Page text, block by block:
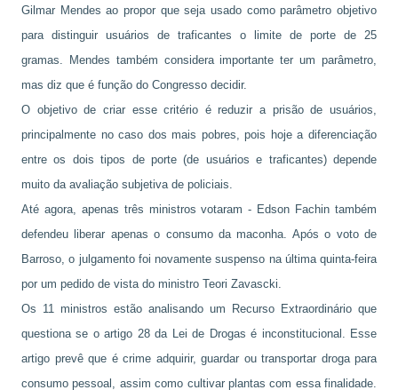
Gilmar Mendes ao propor que seja usado como parâmetro objetivo
para distinguir usuários de traficantes o limite de porte de 25
gramas. Mendes também considera importante ter um parâmetro,
mas diz que é função do Congresso decidir.
O objetivo de criar esse critério é reduzir a prisão de usuários,
principalmente no caso dos mais pobres, pois hoje a diferenciação
entre os dois tipos de porte (de usuários e traficantes) depende
muito da avaliação subjetiva de policiais.
Até agora, apenas três ministros votaram - Edson Fachin também
defendeu liberar apenas o consumo da maconha. Após o voto de
Barroso, o julgamento foi novamente suspenso na última quinta-feira
por um pedido de vista do ministro Teori Zavascki.
Os 11 ministros estão analisando um Recurso Extraordinário que
questiona se o artigo 28 da Lei de Drogas é inconstitucional. Esse
artigo prevê que é crime adquirir, guardar ou transportar droga para
consumo pessoal, assim como cultivar plantas com essa finalidade.